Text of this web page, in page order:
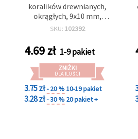
koralików drewnianych,
okrągłych, 9x10 mm,
otwór 3 mm, ok. 105 szt.
handmade, bransoletek,
naszyjników, makramy i
dekoracji
SKU: 102392
4.69zł 1-9 pakiet
ZNIŻKI
DLA ILOŚCI
3.75 zł- 20 %10-19 pakiet
3.28 zł- 30 % 20 pakiet +